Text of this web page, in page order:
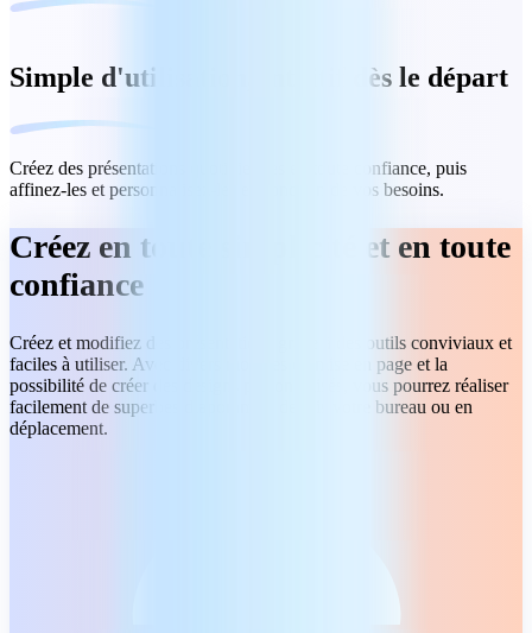
Simple d'utilisation, intuitif dès le départ
Créez des présentations quotidiennes en toute confiance, puis
affinez-les et personnalisez-les en fonction de vos besoins.
Créez en toute simplicité et en toute
confiance
Créez et modifiez des présentations grâce à des outils conviviaux et
faciles à utiliser. Avec divers modèles de mise en page et la
possibilité de créer des designs personnalisés, vous pourrez réaliser
facilement de superbes diaporamas, depuis votre bureau ou en
déplacement.